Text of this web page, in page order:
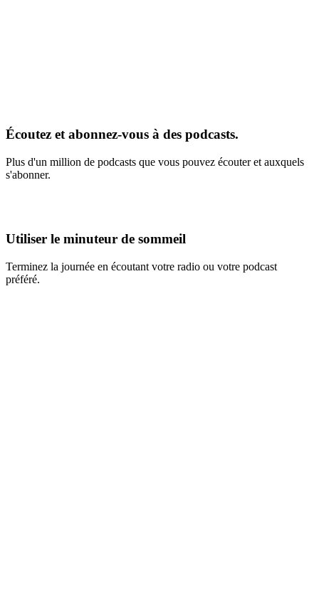
Écoutez et abonnez-vous à des podcasts.
Plus d'un million de podcasts que vous pouvez écouter et auxquels
s'abonner.
Utiliser le minuteur de sommeil
Terminez la journée en écoutant votre radio ou votre podcast
préféré.